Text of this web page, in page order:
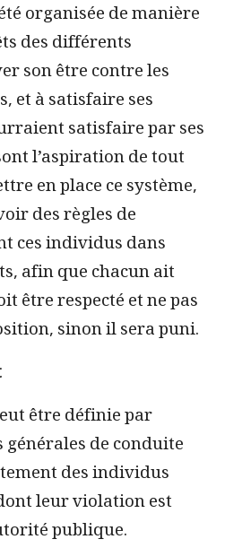
organisée de manière
des différents
son être contre les
et à satisfaire ses
satisfaire par ses
l’aspiration de tout
en place ce système,
des règles de
ces individus dans
afin que chacun ait
être respecté et ne pas
sinon il sera puni.
être définie par
générales de conduite
des individus
leur violation est
publique.